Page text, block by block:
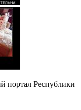
портал Республики